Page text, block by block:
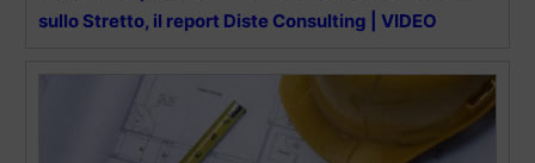
sullo Stretto, il report Diste Consulting | VIDEO